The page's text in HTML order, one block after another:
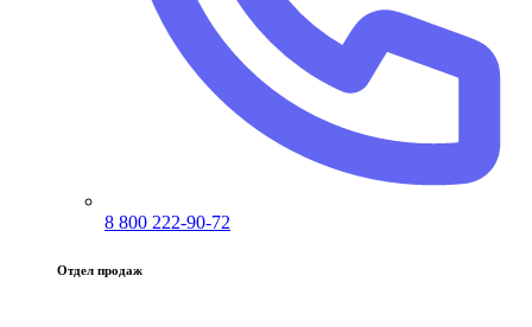
8 800 222-90-72
Отдел продаж